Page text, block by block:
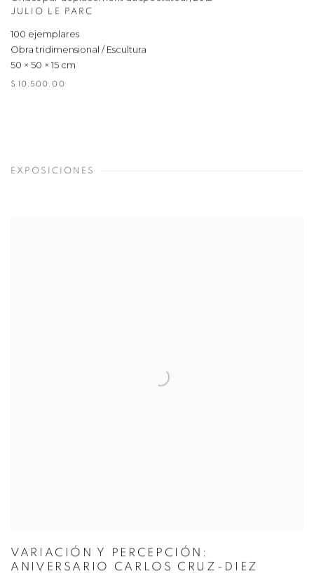
JULIO LE PARC
100 ejemplares
Obra tridimensional / Escultura
50 × 50 × 15 cm
$ 10,500.00
EXPOSICIONES
VARIACIÓN Y PERCEPCIÓN:
ANIVERSARIO CARLOS CRUZ-DIEZ